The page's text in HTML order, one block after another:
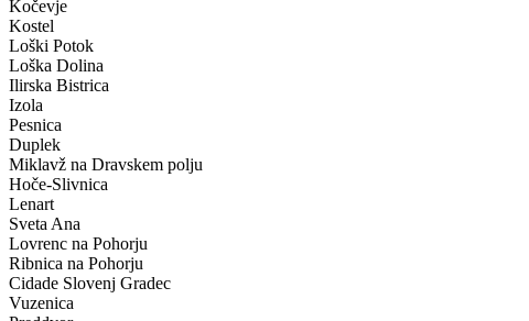
Kočevje
Kostel
Loški Potok
Loška Dolina
Ilirska Bistrica
Izola
Pesnica
Duplek
Miklavž na Dravskem polju
Hoče-Slivnica
Lenart
Sveta Ana
Lovrenc na Pohorju
Ribnica na Pohorju
Cidade Slovenj Gradec
Vuzenica